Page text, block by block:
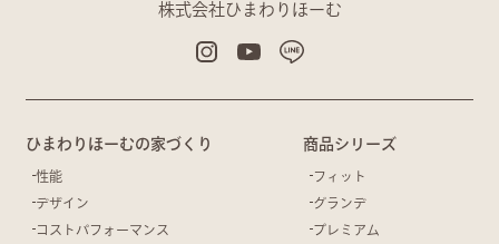
株式会社ひまわりほーむ
ひまわりほーむの家づくり
性能
デザイン
コストパフォーマンス
商品シリーズ
フィット
グランデ
プレミアム